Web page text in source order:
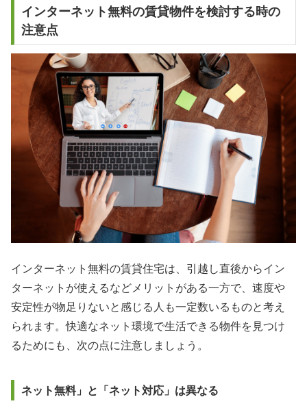
インターネット無料の賃貸物件を検討する時の
注意点
インターネット無料の賃貸住宅は、引越し直後からイン
ターネットが使えるなどメリットがある一方で、速度や
安定性が物足りないと感じる人も一定数いるものと考え
られます。快適なネット環境で生活できる物件を見つけ
るためにも、次の点に注意しましょう。
ネット無料」と「ネット対応」は異なる